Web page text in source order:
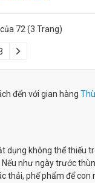
Hiển thị 1 đến 24 của 72 (3 Trang)
đến với gian hàng
dụng không thể thiếu
như ngày trước
thải, phế phẩm để con